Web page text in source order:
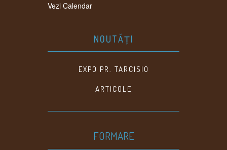
Vezi Calendar
NOUTĂȚI
EXPO PR. TARCISIO
ARTICOLE
FORMARE